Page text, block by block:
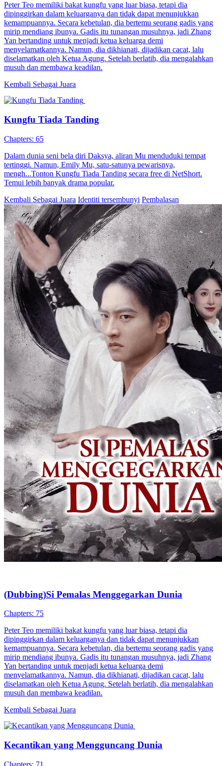
Peter Teo memiliki bakat kungfu yang luar biasa, tetapi dia
dipinggirkan dalam keluarganya dan tidak dapat menunjukkan
kemampuannya. Secara kebetulan, dia bertemu seorang gadis yang
mirip mendiang ibunya. Gadis itu tunangan musuhnya, jadi Zhang
Yan bertanding untuk menjadi ketua keluarga demi
menyelamatkannya. Namun, dia dikhianati, dijadikan cacat, lalu
diselamatkan oleh Ketua Agung. Setelah berlatih, dia mengalahkan
musuh dan membawa keadilan.
Kembali Sebagai Juara
Kungfu Tiada Tanding
Chapters: 65
Dalam dunia seni bela diri Daksya, aliran Mu menduduki tempat
tertinggi. Namun, Emily Mu, satu-satunya pewarisnya,
mengh...Tonton Kungfu Tiada Tanding secara free di NetShort.
Temui lebih banyak drama popular.
Kembali Sebagai Juara Identiti tersembunyi Pembalasan
(Dubbing)Si Pemalas Menggegarkan Dunia
Chapters: 75
Peter Teo memiliki bakat kungfu yang luar biasa, tetapi dia
dipinggirkan dalam keluarganya dan tidak dapat menunjukkan
kemampuannya. Secara kebetulan, dia bertemu seorang gadis yang
mirip mendiang ibunya. Gadis itu tunangan musuhnya, jadi Zhang
Yan bertanding untuk menjadi ketua keluarga demi
menyelamatkannya. Namun, dia dikhianati, dijadikan cacat, lalu
diselamatkan oleh Ketua Agung. Setelah berlatih, dia mengalahkan
musuh dan membawa keadilan.
Kembali Sebagai Juara
Kecantikan yang Mengguncang Dunia
Chapters: 71